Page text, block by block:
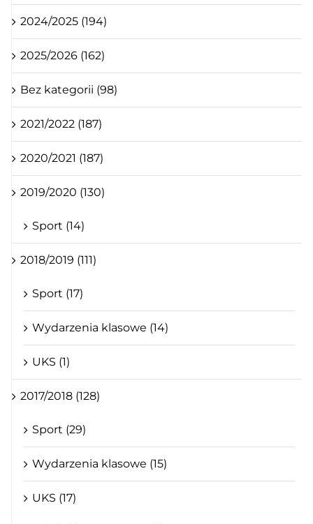
2024/2025 (194)
2025/2026 (162)
Bez kategorii (98)
2021/2022 (187)
2020/2021 (187)
2019/2020 (130)
Sport (14)
2018/2019 (111)
Sport (17)
Wydarzenia klasowe (14)
UKS (1)
2017/2018 (128)
Sport (29)
Wydarzenia klasowe (15)
UKS (17)